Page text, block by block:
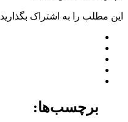
این مطلب را به اشتراک بگذارید
برچسب‌ها: